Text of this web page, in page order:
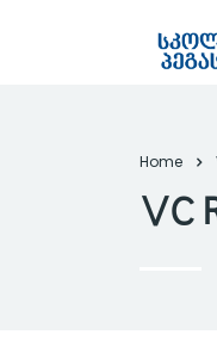
Home
VC